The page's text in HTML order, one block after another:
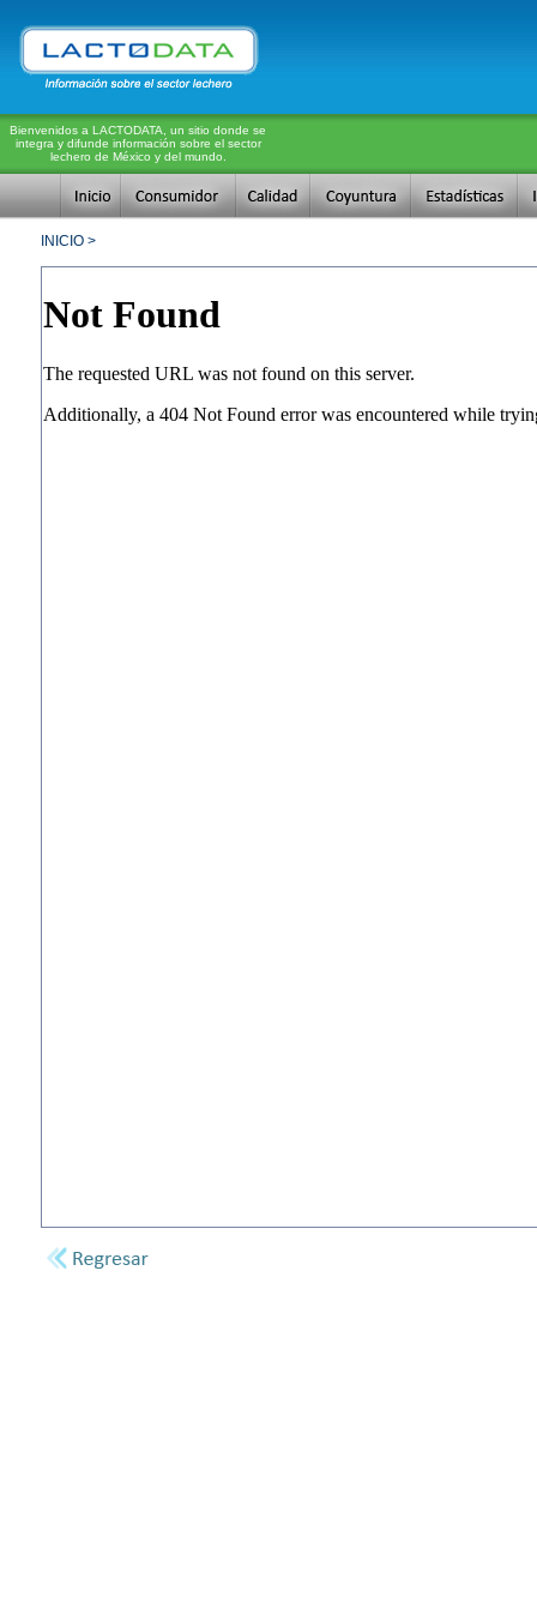
Bienvenidos a LACTODATA, un sitio donde se
integra y difunde información sobre el sector
lechero de México y del mundo.
INICIO >